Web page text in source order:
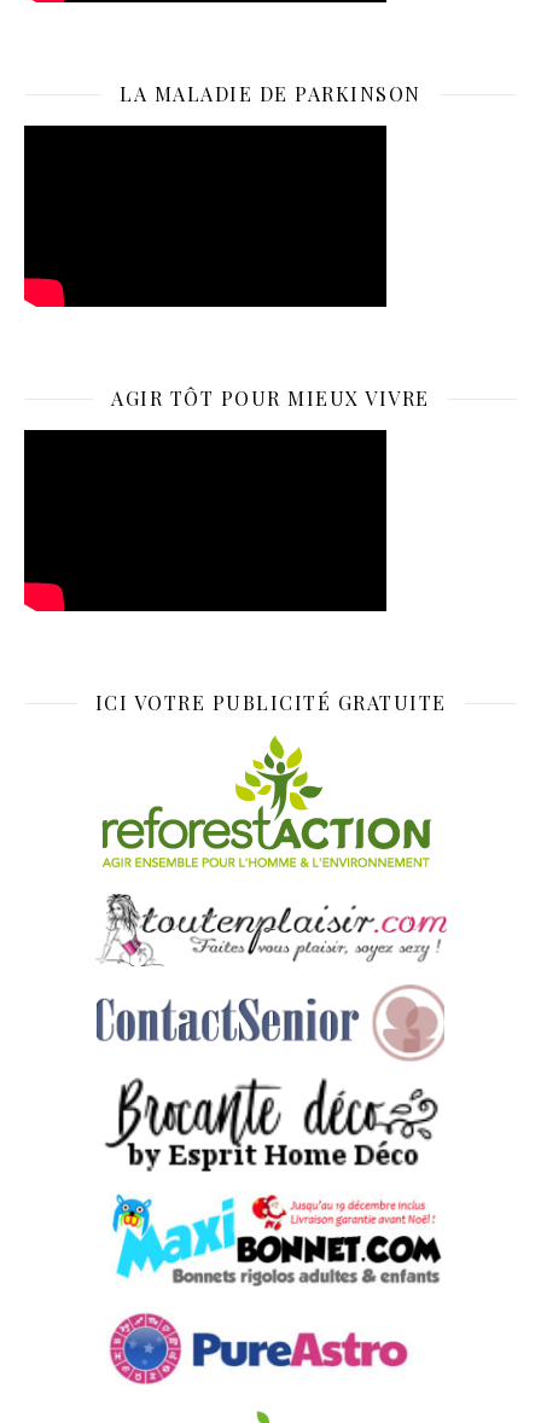
LA MALADIE DE PARKINSON
AGIR TÔT POUR MIEUX VIVRE
ICI VOTRE PUBLICITÉ GRATUITE